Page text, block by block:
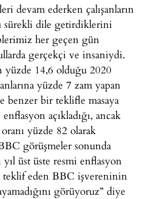
devam ederken çalışanların
sürekli dile getirdiklerini
her geçen gün
gerçekçi ve insaniydi.
14,6 olduğu 2020
yüzde 7 zam yapan
benzer bir teklifle masaya
açıkladığı, ancak
yüzde 82 olarak
görüşmeler sonunda
üst üste resmi enflasyon
teklif eden BBC işvereninin
görüyoruz” diye